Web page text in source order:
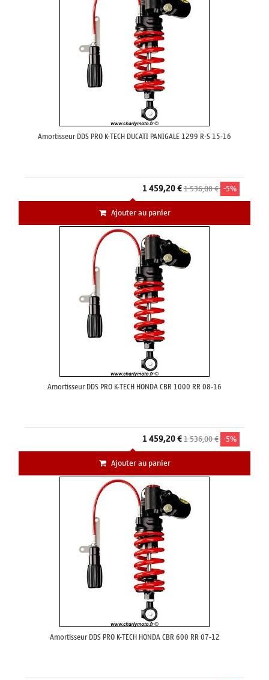
Amortisseur DDS PRO K-TECH DUCATI PANIGALE 1299 R-S 15-16
1 459,20 €1 536,00 € -5%
Ajouter au panier
Amortisseur DDS PRO K-TECH HONDA CBR 1000 RR 08-16
1 459,20 €1 536,00 € -5%
Ajouter au panier
Amortisseur DDS PRO K-TECH HONDA CBR 600 RR 07-12